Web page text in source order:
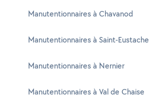
Manutentionnaires à Chavanod
Manutentionnaires à Saint-Eustache
Manutentionnaires à Nernier
Manutentionnaires à Val de Chaise